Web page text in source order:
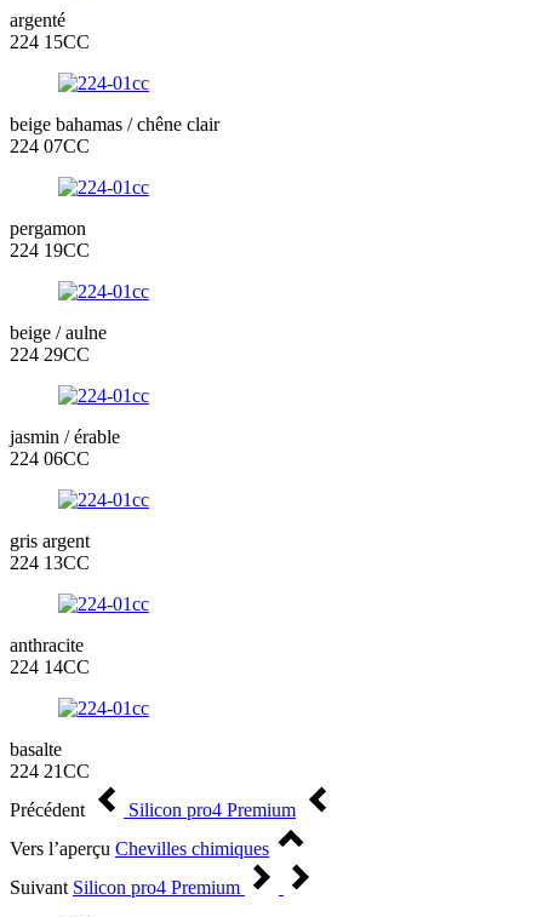
argenté
224 15CC
beige bahamas / chêne clair
224 07CC
pergamon
224 19CC
beige / aulne
224 29CC
jasmin / érable
224 06CC
gris argent
224 13CC
anthracite
224 14CC
basalte
224 21CC
Précédent
Silicon pro4 Premium
Vers l’aperçu Chevilles chimiques
Suivant Silicon pro4 Premium